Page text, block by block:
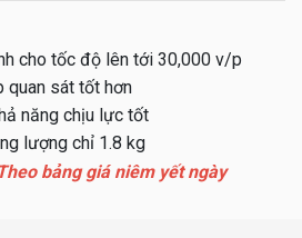
cho tốc độ lên tới 30,000 v/p
quan sát tốt hơn
năng chịu lực tốt
lượng chỉ 1.8 kg
bảng giá niêm yết ngày